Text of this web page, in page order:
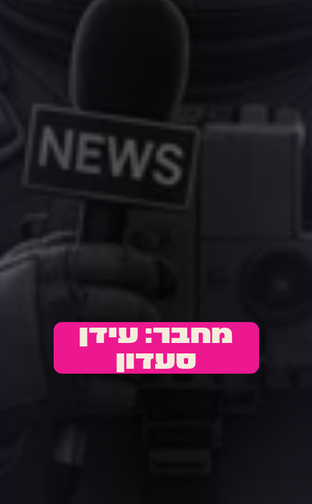
מחבר: עידן
סעדון